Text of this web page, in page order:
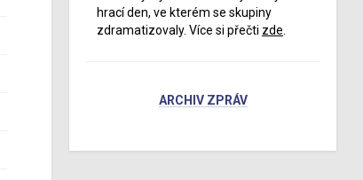
hrací den, ve kterém se skupiny
zdramatizovaly. Více si přečti zde
ARCHIV ZPRÁV